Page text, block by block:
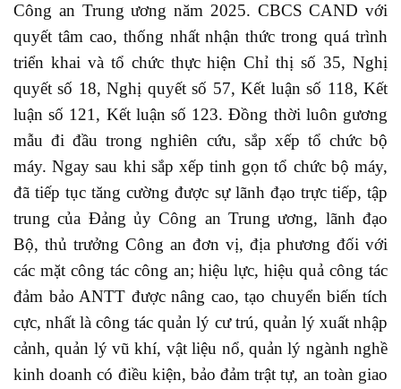
Công an Trung ương năm 2025. CBCS CAND với
quyết tâm cao, thống nhất nhận thức trong quá trình
triển khai và tổ chức thực hiện Chỉ thị số 35, Nghị
quyết số 18, Nghị quyết số 57, Kết luận số 118, Kết
luận số 121, Kết luận số 123. Đồng thời luôn gương
mẫu đi đầu trong nghiên cứu, sắp xếp tổ chức bộ
máy. Ngay sau khi sắp xếp tinh gọn tổ chức bộ máy,
đã tiếp tục tăng cường được sự lãnh đạo trực tiếp, tập
trung của Đảng ủy Công an Trung ương, lãnh đạo
Bộ, thủ trưởng Công an đơn vị, địa phương đối với
các mặt công tác công an; hiệu lực, hiệu quả công tác
đảm bảo ANTT được nâng cao, tạo chuyển biến tích
cực, nhất là công tác quản lý cư trú, quản lý xuất nhập
cảnh, quản lý vũ khí, vật liệu nổ, quản lý ngành nghề
kinh doanh có điều kiện, bảo đảm trật tự, an toàn giao